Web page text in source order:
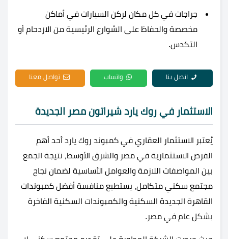
جراجات في كل مكان لركن السيارات في أماكن
مخصصة والحفاظ على الشوارع الرئيسية من الازدحام أو
التكدس.
اتصل بنا واتساب تواصل معنا
الاستثمار في روك يارد شيراتون مصر الجديدة
يُعتبر الاستثمار العقاري في كمبوند روك يارد أحد أهم
الفرص الاستثمارية في مصر والشرق الأوسط، نتيجة الجمع
بين المواصفات اللازمة والعوامل الأساسية لضمان نجاح
مجتمع سكني متكامل، يستطيع منافسة أفضل كمبوندات
القاهرة الجديدة السكنية والكمبوندات السكنية الفاخرة
بشكل عام في مصر.